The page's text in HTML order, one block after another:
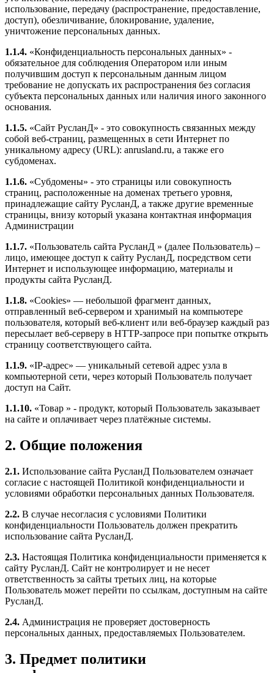
использование, передачу (распространение, предоставление,
доступ), обезличивание, блокирование, удаление,
уничтожение персональных данных.
1.1.4. «Конфиденциальность персональных данных» -
обязательное для соблюдения Оператором или иным
получившим доступ к персональным данным лицом
требование не допускать их распространения без согласия
субъекта персональных данных или наличия иного законного
основания.
1.1.5. «Сайт РусланД» - это совокупность связанных между
собой веб-страниц, размещенных в сети Интернет по
уникальному адресу (URL): anrusland.ru, а также его
субдоменах.
1.1.6. «Субдомены» - это страницы или совокупность
страниц, расположенные на доменах третьего уровня,
принадлежащие сайту РусланД, а также другие временные
страницы, внизу который указана контактная информация
Администрации
1.1.7. «Пользователь сайта РусланД » (далее Пользователь) –
лицо, имеющее доступ к сайту РусланД, посредством сети
Интернет и использующее информацию, материалы и
продукты сайта РусланД.
1.1.8. «Cookies» — небольшой фрагмент данных,
отправленный веб-сервером и хранимый на компьютере
пользователя, который веб-клиент или веб-браузер каждый раз
пересылает веб-серверу в HTTP-запросе при попытке открыть
страницу соответствующего сайта.
1.1.9. «IP-адрес» — уникальный сетевой адрес узла в
компьютерной сети, через который Пользователь получает
доступ на Сайт.
1.1.10. «Товар » - продукт, который Пользователь заказывает
на сайте и оплачивает через платёжные системы.
2. Общие положения
2.1. Использование сайта РусланД Пользователем означает
согласие с настоящей Политикой конфиденциальности и
условиями обработки персональных данных Пользователя.
2.2. В случае несогласия с условиями Политики
конфиденциальности Пользователь должен прекратить
использование сайта РусланД.
2.3. Настоящая Политика конфиденциальности применяется к
сайту РусланД. Сайт не контролирует и не несет
ответственность за сайты третьих лиц, на которые
Пользователь может перейти по ссылкам, доступным на сайте
РусланД.
2.4. Администрация не проверяет достоверность
персональных данных, предоставляемых Пользователем.
3. Предмет политики